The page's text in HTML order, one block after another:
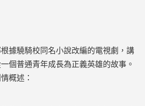
根據驍騎校同名小說改編的電視劇，講
個普通青年成長為正義英雄的故事。
概述：